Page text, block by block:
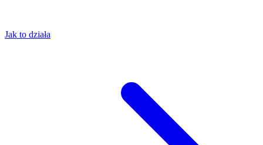
Jak to działa